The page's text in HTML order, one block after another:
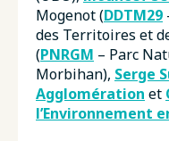
Mogenot (DDTM29
des Territoires et
(PNRGM – Parc
Morbihan), Serge
Agglomération et
l’Environnement